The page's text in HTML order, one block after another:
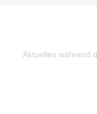
Aktuelles während